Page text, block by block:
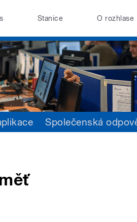
Stanice O rozhlase
Společenská